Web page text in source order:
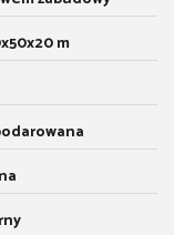
m